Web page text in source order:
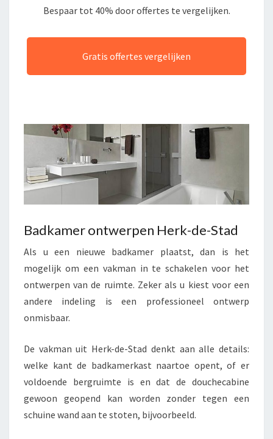
Bespaar tot 40% door offertes te vergelijken.
Gratis offertes vergelijken
Badkamer ontwerpen Herk-de-Stad
Als u een nieuwe badkamer plaatst, dan is het
mogelijk om een vakman in te schakelen voor het
ontwerpen van de ruimte. Zeker als u kiest voor een
andere indeling is een professioneel ontwerp
onmisbaar.
De vakman uit Herk-de-Stad denkt aan alle details:
welke kant de badkamerkast naartoe opent, of er
voldoende bergruimte is en dat de douchecabine
gewoon geopend kan worden zonder tegen een
schuine wand aan te stoten, bijvoorbeeld.